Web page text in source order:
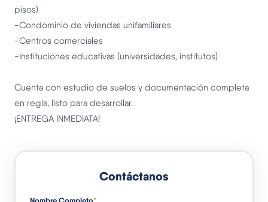
pisos)
-Condominio de viviendas unifamiliares
-Centros comerciales
-Instituciones educativas (universidades, institutos)
Cuenta con estudio de suelos y documentación completa
en regla, listo para desarrollar.
¡ENTREGA INMEDIATA!
Contáctanos
Nombre Completo*